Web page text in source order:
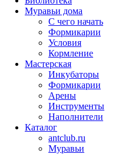
Муравьи дома
С чего начать
Формикарии
Условия
Кормление
Мастерская
Инкубаторы
Формикарии
Арены
Инструменты
Наполнители
Каталог
antclub.ru
Муравьи